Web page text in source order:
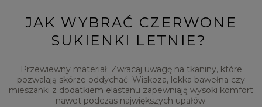
JAK WYBRAĆ CZERWONE
SUKIENKI LETNIE?
Przewiewny materiał: Zwracaj uwagę na tkaniny, które
pozwalają skórze oddychać. Wiskoza, lekka bawełna czy
mieszanki z dodatkiem elastanu zapewniają wysoki komfort
nawet podczas największych upałów.